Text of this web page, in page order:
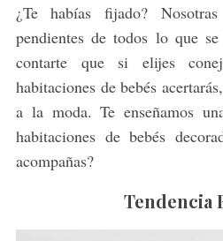
¿Te habías fijado?
pendientes de todos lo que
contarte que si elijes
habitaciones de bebés
a la moda. Te enseñamos
habitaciones de bebés
acompañas?
Tendencia